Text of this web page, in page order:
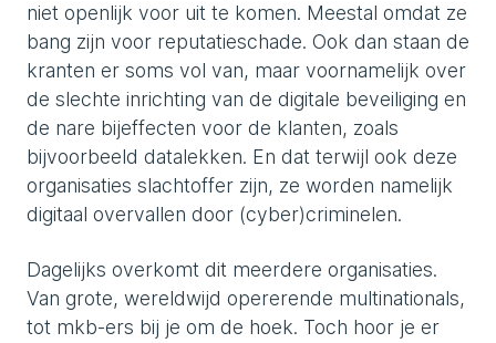
niet openlijk voor uit te komen. Meestal omdat ze
bang zijn voor reputatieschade. Ook dan staan de
kranten er soms vol van, maar voornamelijk over
de slechte inrichting van de digitale beveiliging en
de nare bijeffecten voor de klanten, zoals
bijvoorbeeld datalekken. En dat terwijl ook deze
organisaties slachtoffer zijn, ze worden namelijk
digitaal overvallen door (cyber)criminelen.
Dagelijks overkomt dit meerdere organisaties.
Van grote, wereldwijd opererende multinationals,
tot mkb-ers bij je om de hoek. Toch hoor je er